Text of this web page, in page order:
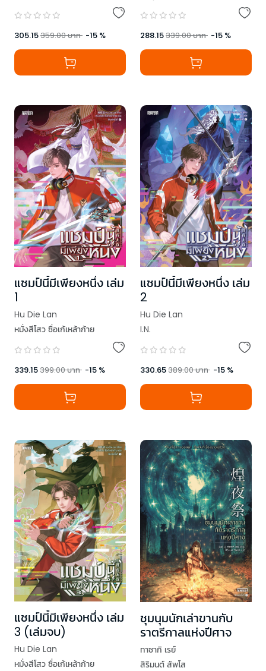
305.15359.00บาท -15 % 288.15339.00บาท -15 %
แชมป์นี้มีเพียงหนึ่ง เล่ม
1
Hu Die Lan
หมั่งสีโสว ซื่อเก้เหล้าก้าย
339.15399.00บาท -15 %
แชมป์นี้มีเพียงหนึ่ง เล่ม
2
Hu Die Lan
I.N.
330.65389.00บาท -15 %
แชมป์นี้มีเพียงหนึ่ง เล่ม
3 (เล่มจบ)
Hu Die Lan
หมั่งสีโสว ซื่อเก้เหล้าก้าย
ชุมนุมนักเล่าขานกับ
ราตรีกาลแห่งปีศาจ
ทาซากิ เรย์
สิริมนต์ สัพโส